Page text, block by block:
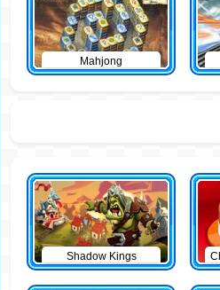
Mahjong
Shadow Kings